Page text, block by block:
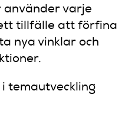
använder varje
tillfälle att förfina
nya vinklar och
temautveckling